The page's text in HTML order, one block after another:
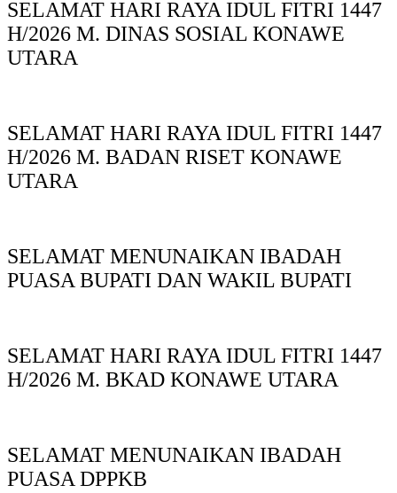
SELAMAT HARI RAYA IDUL FITRI 1447
H/2026 M. DINAS SOSIAL KONAWE
UTARA
SELAMAT HARI RAYA IDUL FITRI 1447
H/2026 M. BADAN RISET KONAWE
UTARA
SELAMAT MENUNAIKAN IBADAH
PUASA BUPATI DAN WAKIL BUPATI
SELAMAT HARI RAYA IDUL FITRI 1447
H/2026 M. BKAD KONAWE UTARA
SELAMAT MENUNAIKAN IBADAH
PUASA DPPKB